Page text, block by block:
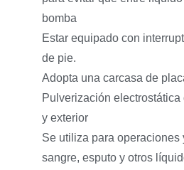
bomba
Estar equipado con
de pie.
Adopta una carcasa de
Pulverización
y exterior
Se utiliza para operaciones
sangre, esputo y otros